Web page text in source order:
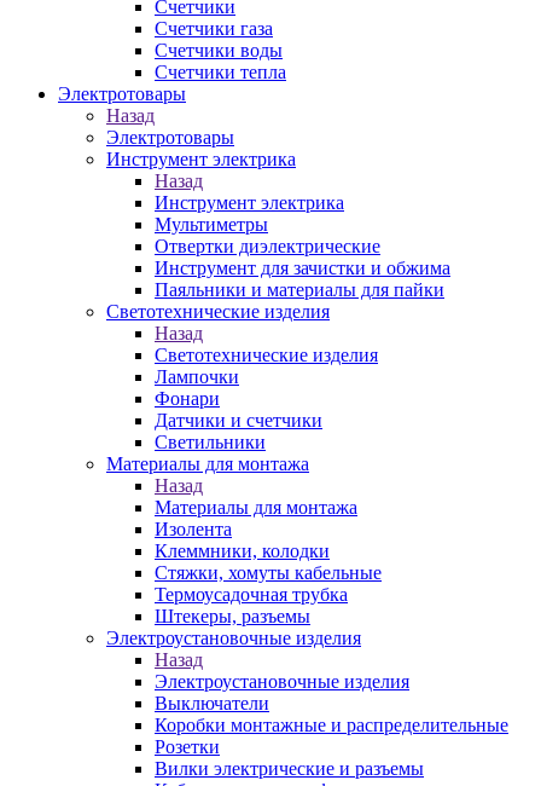
Счетчики
Счетчики газа
Счетчики воды
Счетчики тепла
Электротовары
Назад
Электротовары
Инструмент электрика
Назад
Инструмент электрика
Мультиметры
Отвертки диэлектрические
Инструмент для зачистки и обжима
Паяльники и материалы для пайки
Светотехнические изделия
Назад
Светотехнические изделия
Лампочки
Фонари
Датчики и счетчики
Светильники
Материалы для монтажа
Назад
Материалы для монтажа
Изолента
Клеммники, колодки
Стяжки, хомуты кабельные
Термоусадочная трубка
Штекеры, разъемы
Электроустановочные изделия
Назад
Электроустановочные изделия
Выключатели
Коробки монтажные и распределительные
Розетки
Вилки электрические и разъемы